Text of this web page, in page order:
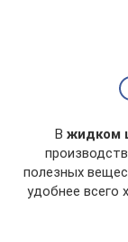
В жидком
полезных
удобнее всего